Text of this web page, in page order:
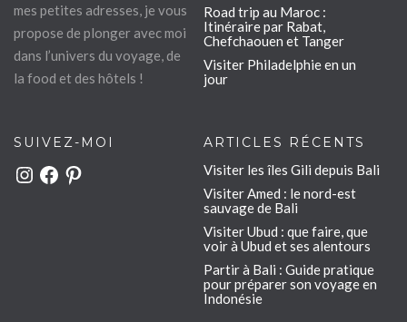
mes petites adresses, je vous
propose de plonger avec moi
dans l’univers du voyage, de
la food et des hôtels !
Road trip au Maroc :
Itinéraire par Rabat,
Chefchaouen et Tanger
Visiter Philadelphie en un
jour
SUIVEZ-MOI
Instagram
FacebookPinterest
ARTICLES RÉCENTS
Visiter les îles Gili depuis Bali
Visiter Amed : le nord-est
sauvage de Bali
Visiter Ubud : que faire, que
voir à Ubud et ses alentours
Partir à Bali : Guide pratique
pour préparer son voyage en
Indonésie